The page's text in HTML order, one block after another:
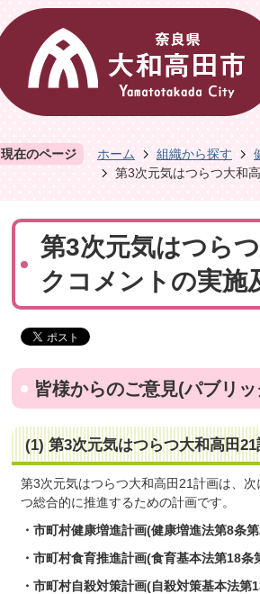
現在のページ ホーム 組織から探す
第3次元気はつらつ大和
第3次元気はつら
クコメントの実施
皆様からのご意見(パブリ
(1) 第3次元気はつらつ大和高田
第3次元気はつらつ大和高田21計画は、
つ総合的に推進するための計画です。
・市町村健康増進計画(健康増進法第8条
・市町村食育推進計画(食育基本法第18条
・市町村自殺対策計画(自殺対策基本法第